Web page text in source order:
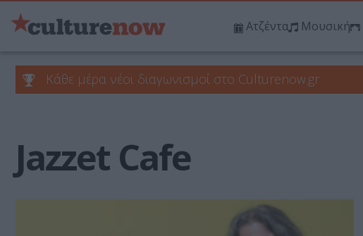
Ατζέντα Μουσική
Κάθε μέρα νέοι διαγωνισμοί στο Culturenow.gr
Jazzet Cafe